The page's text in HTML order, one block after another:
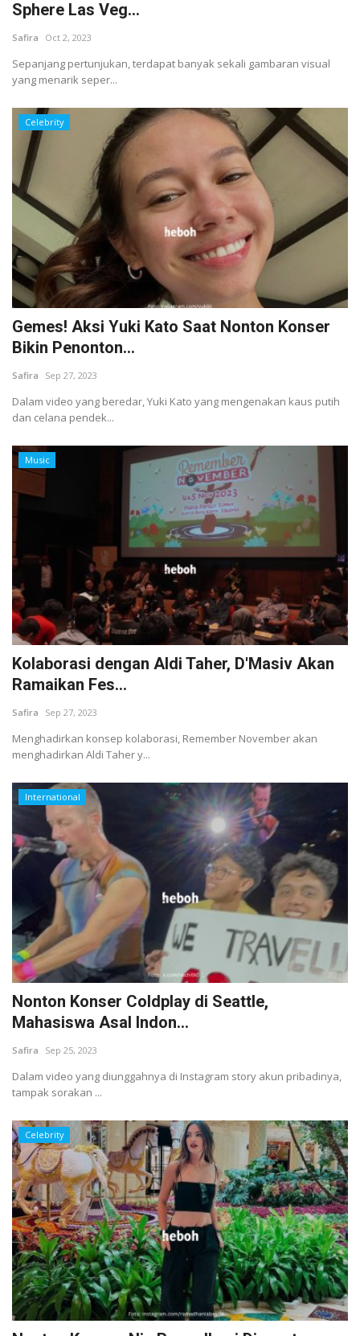
Sphere Las Veg...
Safira Oct 2, 2023
Sepanjang pertunjukan, terdapat banyak sekali gambaran visual
yang menarik seper...
Celebrity
Gemes! Aksi Yuki Kato Saat Nonton Konser
Bikin Penonton...
Safira Sep 27, 2023
Dalam video yang beredar, Yuki Kato yang mengenakan kaus putih
dan celana pendek...
Music
Kolaborasi dengan Aldi Taher, D'Masiv Akan
Ramaikan Fes...
Safira Sep 27, 2023
Menghadirkan konsep kolaborasi, Remember November akan
menghadirkan Aldi Taher y...
International
Nonton Konser Coldplay di Seattle,
Mahasiswa Asal Indon...
Safira Sep 25, 2023
Dalam video yang diunggahnya di Instagram story akun pribadinya,
tampak sorakan ...
Celebrity